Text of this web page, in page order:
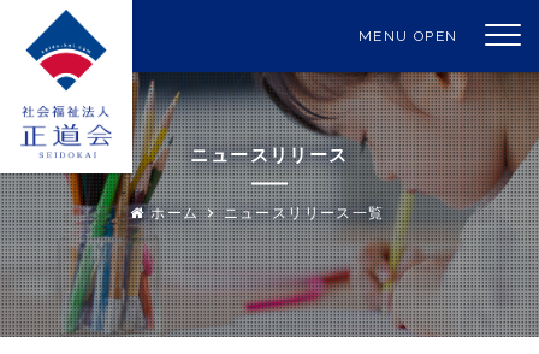
MENU OPEN
ニュースリリース
ホーム ニュースリリース一覧